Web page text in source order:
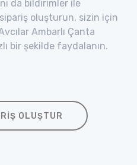
da bildirimler ile
oluşturun, sizin için
Ambarlı Çanta
bir şekilde faydalanın.
OLUŞTUR